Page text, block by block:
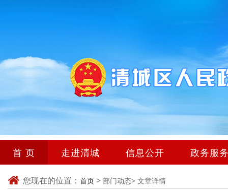
首 页 走进清城 信息公开 政务服
您现在的位置： 首页 > 部门动态> 文章详情